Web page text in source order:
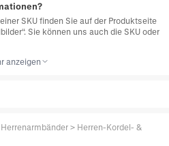
SKU finden Sie auf der Produktseite
Sie können uns auch die SKU oder
anzeigen
Herrenarmbänder > Herren-Kordel- &